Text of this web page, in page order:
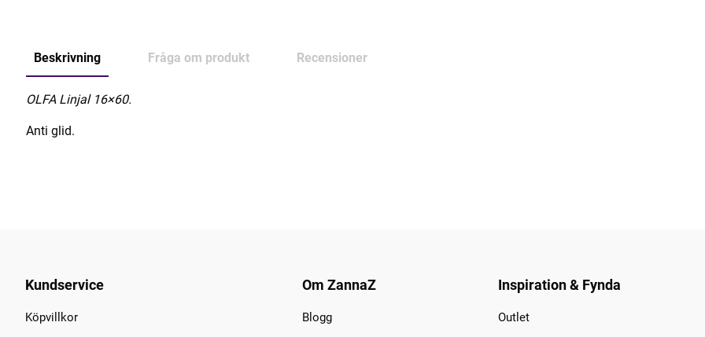
Beskrivning Fråga om produkt Recensioner
OLFA Linjal 16×60.
Anti glid.
Kundservice
Köpvillkor
Om ZannaZ
Blogg
Inspiration & Fynda
Outlet